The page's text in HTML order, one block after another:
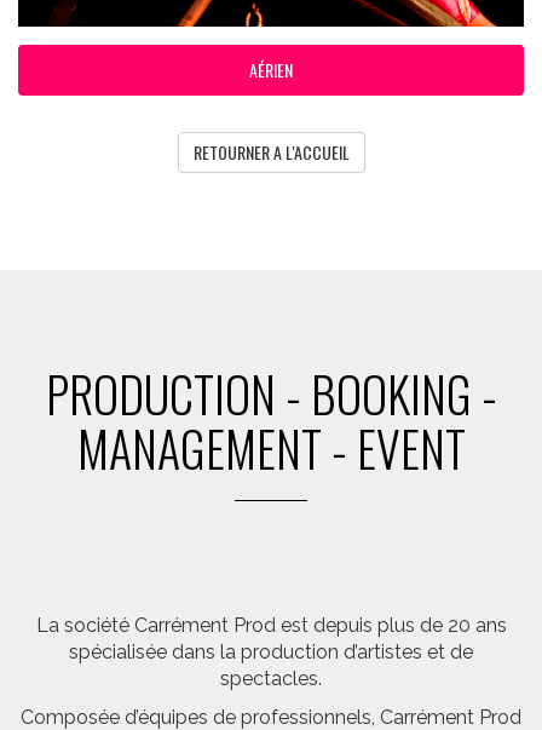
AÉRIEN
RETOURNER A L'ACCUEIL
PRODUCTION - BOOKING -
MANAGEMENT - EVENT
La société Carrément Prod est depuis plus de 20 ans
spécialisée dans la production d’artistes et de
spectacles.
Composée d’équipes de professionnels, Carrément Prod